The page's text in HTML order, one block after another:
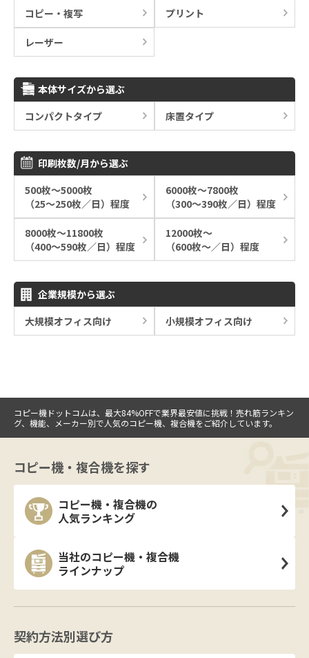
コピー・複写 プリント
レーザー
本体サイズから選ぶ
コンパクトタイプ
床置タイプ
印刷枚数/月から選ぶ
500枚～5000枚
（25～250枚／日）程度
6000枚～7800枚
（300～390枚／日）程度
8000枚～11800枚
（400～590枚／日）程度
12000枚～
（600枚～／日）程度
企業規模から選ぶ
大規模オフィス向け
小規模オフィス向け
コピー機ドットコムは、最大84%OFFで業界最安値に挑戦！売れ筋ランキン
グ、機能、メーカー別で人気のコピー機、複合機をご紹介しています。
コピー機・複合機を探す
コピー機・複合機の
人気ランキング
当社のコピー機・複合機
ラインナップ
契約方法別選び方